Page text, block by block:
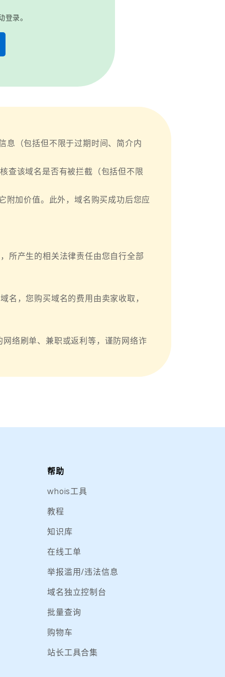
录。
息（包括但不限于过期时间、简介内
查该域名是否有被拦截（包括但不限
附加价值。此外，域名购买成功后您应
所产生的相关法律责任由您自行全部
，您购买域名的费用由卖家收取，
络刷单、兼职或返利等，谨防网络诈
帮助
whois工具
教程
知识库
在线工单
举报滥用/违法信息
域名独立控制台
批量查询
购物车
站长工具合集